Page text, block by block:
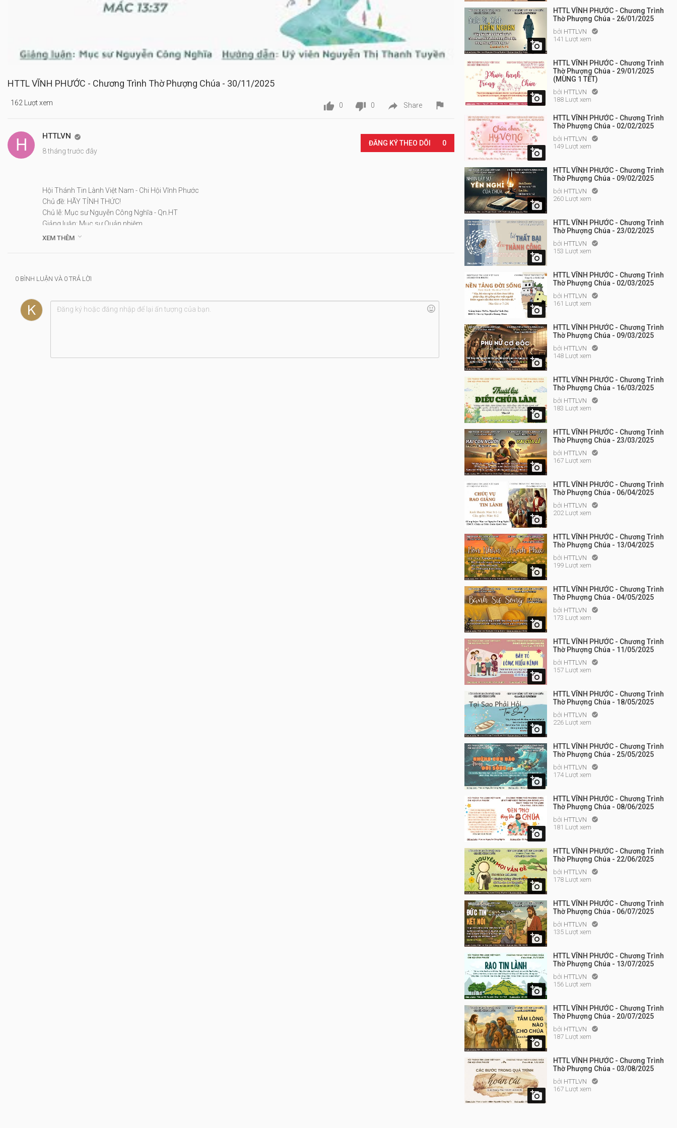

HTTL VĨNH PHƯỚC - Chương Trình
Thờ Phượng Chúa - 26/01/2025
bởi HTTLVN 
141 Lượt xem

HTTL VĨNH PHƯỚC - Chương Trình
Thờ Phượng Chúa - 29/01/2025
(MÙNG 1 TẾT)
bởi HTTLVN 
188 Lượt xem

HTTL VĨNH PHƯỚC - Chương Trình
Thờ Phượng Chúa - 02/02/2025
bởi HTTLVN 
149 Lượt xem

HTTL VĨNH PHƯỚC - Chương Trình
Thờ Phượng Chúa - 09/02/2025
bởi HTTLVN 
260 Lượt xem

HTTL VĨNH PHƯỚC - Chương Trình
Thờ Phượng Chúa - 23/02/2025
bởi HTTLVN 
153 Lượt xem

HTTL VĨNH PHƯỚC - Chương Trình
Thờ Phượng Chúa - 02/03/2025
bởi HTTLVN 
161 Lượt xem

HTTL VĨNH PHƯỚC - Chương Trình
Thờ Phượng Chúa - 09/03/2025
bởi HTTLVN 
148 Lượt xem

HTTL VĨNH PHƯỚC - Chương Trình
Thờ Phượng Chúa - 16/03/2025
bởi HTTLVN 
183 Lượt xem

HTTL VĨNH PHƯỚC - Chương Trình
Thờ Phượng Chúa - 23/03/2025
bởi HTTLVN 
167 Lượt xem

HTTL VĨNH PHƯỚC - Chương Trình
Thờ Phượng Chúa - 06/04/2025
bởi HTTLVN 
202 Lượt xem

HTTL VĨNH PHƯỚC - Chương Trình
Thờ Phượng Chúa - 13/04/2025
bởi HTTLVN 
199 Lượt xem

HTTL VĨNH PHƯỚC - Chương Trình
Thờ Phượng Chúa - 04/05/2025
bởi HTTLVN 
173 Lượt xem

HTTL VĨNH PHƯỚC - Chương Trình
Thờ Phượng Chúa - 11/05/2025
bởi HTTLVN 
157 Lượt xem

HTTL VĨNH PHƯỚC - Chương Trình
Thờ Phượng Chúa - 18/05/2025
bởi HTTLVN 
226 Lượt xem

HTTL VĨNH PHƯỚC - Chương Trình
Thờ Phượng Chúa - 25/05/2025
bởi HTTLVN 
174 Lượt xem

HTTL VĨNH PHƯỚC - Chương Trình
Thờ Phượng Chúa - 08/06/2025
bởi HTTLVN 
181 Lượt xem

HTTL VĨNH PHƯỚC - Chương Trình
Thờ Phượng Chúa - 22/06/2025
bởi HTTLVN 
178 Lượt xem

HTTL VĨNH PHƯỚC - Chương Trình
Thờ Phượng Chúa - 06/07/2025
bởi HTTLVN 
135 Lượt xem

HTTL VĨNH PHƯỚC - Chương Trình
Thờ Phượng Chúa - 13/07/2025
bởi HTTLVN 
156 Lượt xem

HTTL VĨNH PHƯỚC - Chương Trình
Thờ Phượng Chúa - 20/07/2025
bởi HTTLVN 
187 Lượt xem

HTTL VĨNH PHƯỚC - Chương Trình
Thờ Phượng Chúa - 03/08/2025
bởi HTTLVN 
167 Lượt xem
HTTL VĨNH PHƯỚC - Chương Trình Thờ Phượng Chúa - 30/11/2025
162 Lượt xem  0  0  Share 
HTTLVN 
8 tháng trước đây
ĐĂNG KÝ THEO DÕI 0
Hội Thánh Tin Lành Việt Nam - Chi Hội Vĩnh Phước
Chủ đề: HÃY TỈNH THỨC!
Chủ lễ: Mục sư Nguyễn Công Nghĩa - Qn.HT
Giảng luận: Mục sư Quản nhiệm
Hướng dẫn: Ủy viên Nguyễn Thị Thanh Tuyền
XEM THÊM 
0 BÌNH LUẬN VÀ 0 TRẢ LỜI